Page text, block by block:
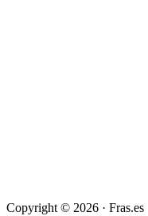
Copyright © 2026 · Fras.es